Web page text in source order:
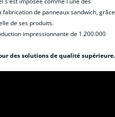
de panneaux sandwich, grâce
de ses produits.
impressionnante de 1.200.000
des solutions de qualité supérieure.